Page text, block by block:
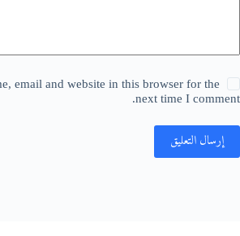
email and website in this browser for the
next time I comment.
إرسال التعليق